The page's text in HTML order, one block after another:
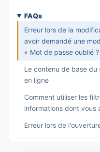
FAQs
Erreur lors de la
avoir demandé une
« Mot de passe oublié
Le contenu de base du
en ligne
Comment utiliser les
informations dont vous
Erreur lors de